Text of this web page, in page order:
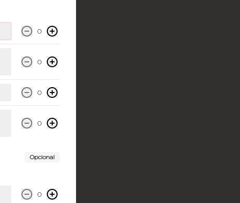
0
0
0
0
Opcional
0